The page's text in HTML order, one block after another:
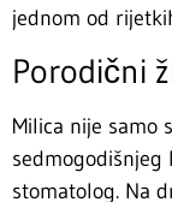
jednom od
Porodični
Milica nije samo
stomatolog. Na